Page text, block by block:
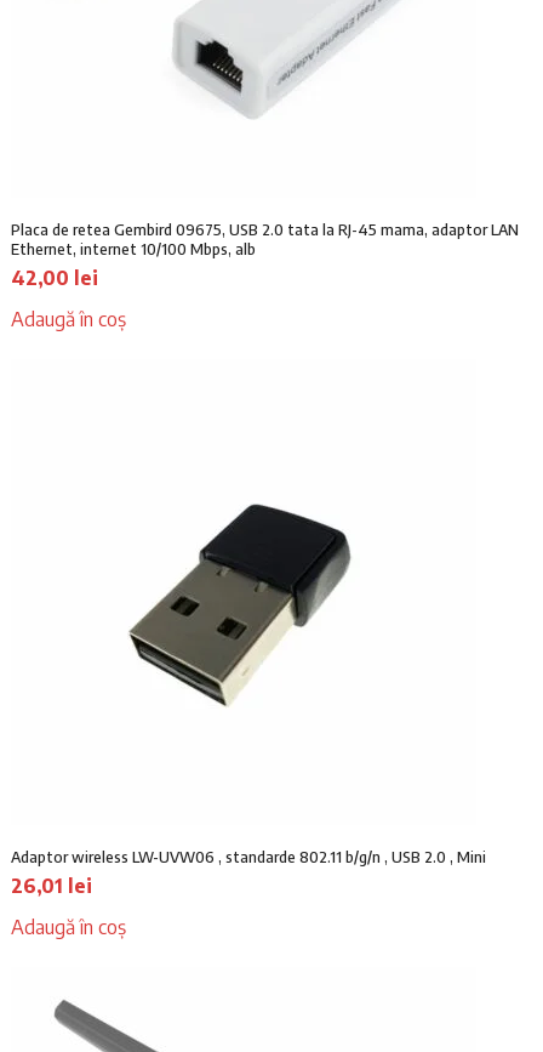
Placa de retea Gembird 09675, USB 2.0 tata la RJ-45 mama, adaptor LAN
Ethernet, internet 10/100 Mbps, alb
42,00 lei
Adaugă în coș
Adaptor wireless LW-UVW06 , standarde 802.11 b/g/n , USB 2.0 , Mini
26,01 lei
Adaugă în coș